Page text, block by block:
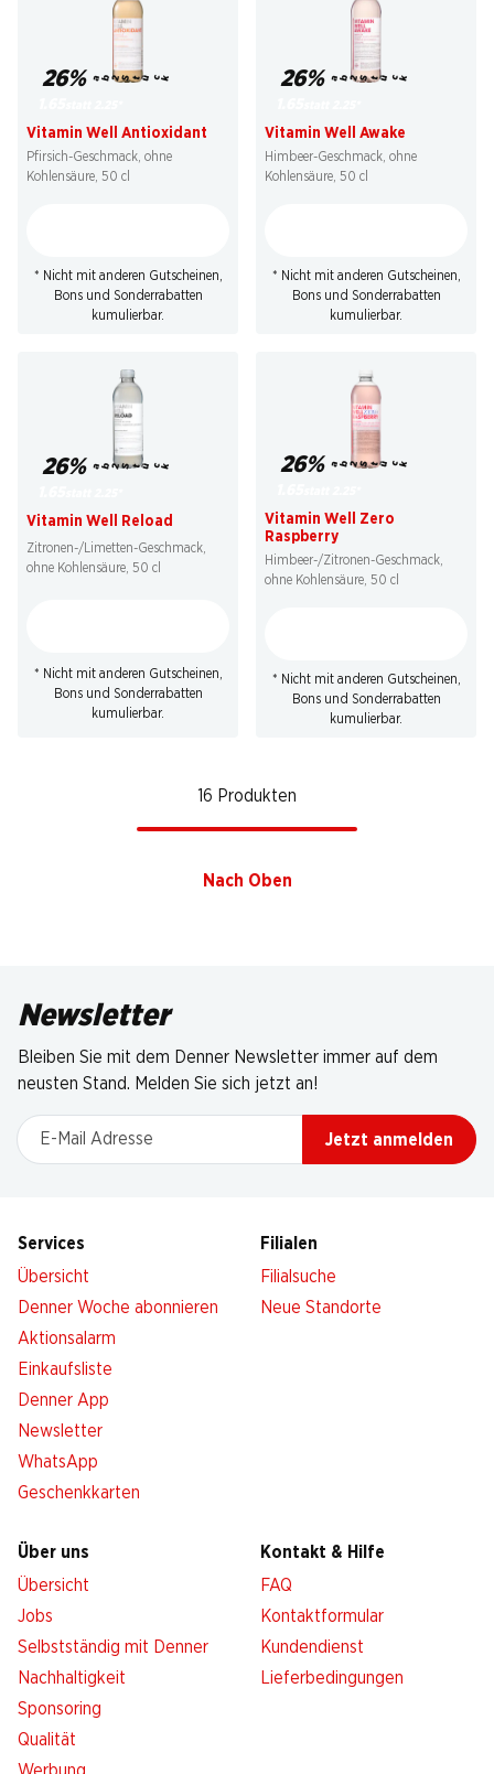
26% ab 2 Stück
Vitamin Well Antioxidant
Pfirsich-Geschmack, ohne
Kohlensäure, 50 cl
* Nicht mit anderen Gutscheinen,
Bons und Sonderrabatten
kumulierbar.
26% ab 2 Stück
Vitamin Well Awake
Himbeer-Geschmack, ohne
Kohlensäure, 50 cl
* Nicht mit anderen Gutscheinen,
Bons und Sonderrabatten
kumulierbar.
26% ab 2 Stück
Vitamin Well Reload
Zitronen-/Limetten-Geschmack,
ohne Kohlensäure, 50 cl
* Nicht mit anderen Gutscheinen,
Bons und Sonderrabatten
kumulierbar.
26% ab 2 Stück
Vitamin Well Zero
Raspberry
Himbeer-/Zitronen-Geschmack,
ohne Kohlensäure, 50 cl
* Nicht mit anderen Gutscheinen,
Bons und Sonderrabatten
kumulierbar.
16 Produkten
Nach Oben
Newsletter
Bleiben Sie mit dem Denner Newsletter immer auf dem
neusten Stand. Melden Sie sich jetzt an!
E-Mail Adresse
Jetzt anmelden
Services
Übersicht
Denner Woche abonnieren
Aktionsalarm
Einkaufsliste
Denner App
Newsletter
WhatsApp
Geschenkkarten
Filialen
Filialsuche
Neue Standorte
Über uns
Übersicht
Jobs
Selbstständig mit Denner
Nachhaltigkeit
Sponsoring
Qualität
Kontakt & Hilfe
FAQ
Kontaktformular
Kundendienst
Lieferbedingungen